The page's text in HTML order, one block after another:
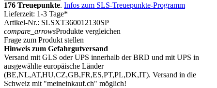
176 Treuepunkte. Infos zum SLS-Treuepunkte-Programm
Lieferzeit: 1-3 Tage*
Artikel-Nr.: SLSXT360012130SP
compare_arrowsProdukte vergleichen
Frage zum Produkt stellen
Hinweis zum Gefahrgutversand
Versand mit GLS oder UPS innerhalb der BRD und mit UPS in
ausgewählte europäische Länder
(BE,NL,AT,HU,CZ,GB,FR,ES,PT,PL,DK,IT). Versand in die
Schweiz mit "meineinkauf.ch" möglich!